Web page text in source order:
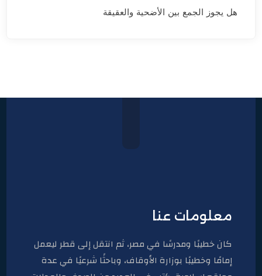
هل يجوز الجمع بين الأضحية والعقيقة
معلومات عنا
كان خطيبًا ومدرسًا في مصر، ثم انتقل إلى قطر ليعمل
إمامًا وخطيبًا بوزارة الأوقاف، وباحثًا شرعيًا في عدة